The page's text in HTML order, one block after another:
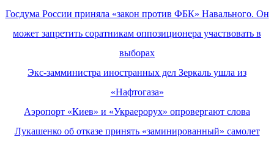
Госдума России приняла «закон против ФБК» Навального. Он
может запретить соратникам оппозиционера участвовать в
выборах
Экс-замминистра иностранных дел Зеркаль ушла из
«Нафтогаза»
Аэропорт «Киев» и «Украерорух» опровергают слова
Лукашенко об отказе принять «заминированный» самолет